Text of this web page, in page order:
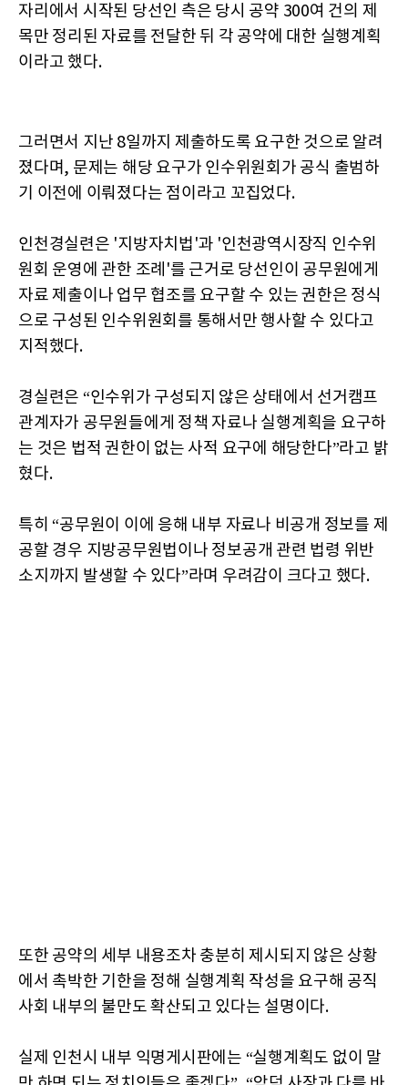
자리에서 시작된 당선인 측은 당시 공약 300여 건의 제
목만 정리된 자료를 전달한 뒤 각 공약에 대한 실행계획
이라고 했다.
그러면서 지난 8일까지 제출하도록 요구한 것으로 알려
졌다며, 문제는 해당 요구가 인수위원회가 공식 출범하
기 이전에 이뤄졌다는 점이라고 꼬집었다.
인천경실련은 '지방자치법'과 '인천광역시장직 인수위
원회 운영에 관한 조례'를 근거로 당선인이 공무원에게
자료 제출이나 업무 협조를 요구할 수 있는 권한은 정식
으로 구성된 인수위원회를 통해서만 행사할 수 있다고
지적했다.
경실련은 “인수위가 구성되지 않은 상태에서 선거캠프
관계자가 공무원들에게 정책 자료나 실행계획을 요구하
는 것은 법적 권한이 없는 사적 요구에 해당한다”라고 밝
혔다.
특히 “공무원이 이에 응해 내부 자료나 비공개 정보를 제
공할 경우 지방공무원법이나 정보공개 관련 법령 위반
소지까지 발생할 수 있다”라며 우려감이 크다고 했다.
또한 공약의 세부 내용조차 충분히 제시되지 않은 상황
에서 촉박한 기한을 정해 실행계획 작성을 요구해 공직
사회 내부의 불만도 확산되고 있다는 설명이다.
실제 인천시 내부 익명게시판에는 “실행계획도 없이 말